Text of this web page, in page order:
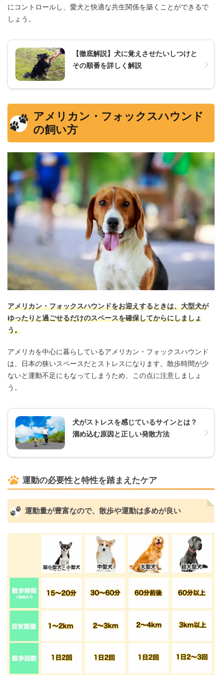
にコントロールし、愛犬と快適な共生関係を築くことができるで
しょう。
【徹底解説】犬に覚えさせたいしつけと
その順番を詳しく解説
アメリカン・フォックスハウンド
の飼い方
アメリカン・フォックスハウンドをお迎えするときは、大型犬が
ゆったりと過ごせるだけのスペースを確保してからにしましょ
う。
アメリカを中心に暮らしているアメリカン・フォックスハウンド
は、日本の狭いスペースだとストレスになります。散歩時間が少
ないと運動不足にもなってしまうため、この点に注意しましょ
う。
犬がストレスを感じているサインとは？
溜め込む原因と正しい発散方法
運動の必要性と特性を踏まえたケア
運動量が豊富なので、散歩や運動は多めが良い